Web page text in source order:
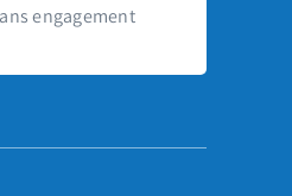
engagement